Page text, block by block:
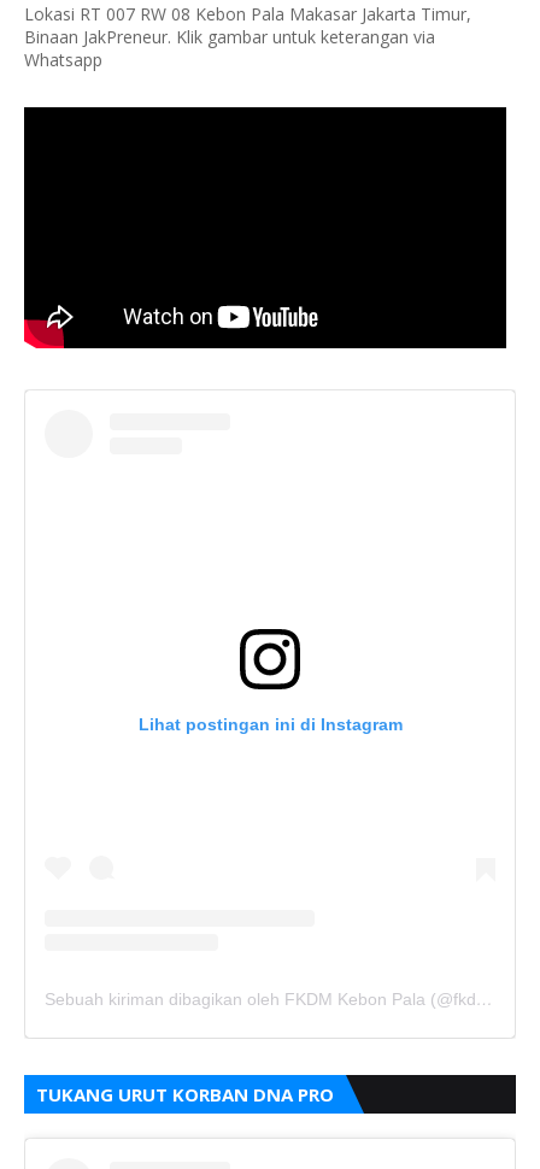
Lokasi RT 007 RW 08 Kebon Pala Makasar Jakarta Timur,
Binaan JakPreneur. Klik gambar untuk keterangan via
Whatsapp
Lihat postingan ini di Instagram
Sebuah kiriman dibagikan oleh FKDM Kebon Pala (@fkdm_kebonpala)
TUKANG URUT KORBAN DNA PRO